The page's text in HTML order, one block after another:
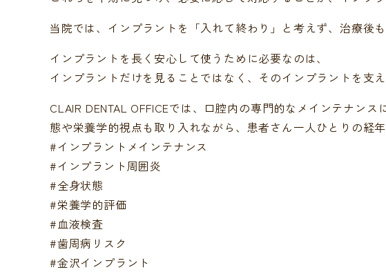
当院では、インプラントを「入れて終わり」と考えず、治療後
インプラントを長く安心して使うために必要なのは、
インプラントだけを見ることではなく、そのインプラントを支
CLAIR DENTAL OFFICEでは、口腔内の専門的なメインテナンス
態や栄養学的視点も取り入れながら、患者さん一人ひとりの経
#インプラントメインテナンス
#インプラント周囲炎
#全身状態
#栄養学的評価
#血液検査
#歯周病リスク
#金沢インプラント